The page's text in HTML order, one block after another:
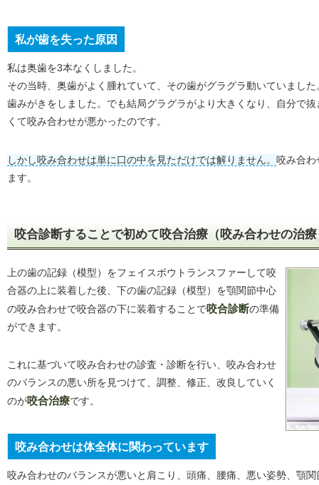
私が歯を失った原因
私は奥歯を3本なくしました。
その当時、奥歯がよく腫れていて、その歯がグラグラ動いていまし
歯みがきをしました。でも結局グラグラがより大きくなり、自分で
くて咬み合わせが悪かったのです。
しかし咬み合わせは単に口の中を見ただけでは解りません。 咬み合わ
ます。
咬合診断することで初めて咬合治療（咬み合わせの治
上の歯の記録（模型）をフェイスボウトランスファーして咬
合器の上に装着した後、下の歯の記録（模型）を顎関節中心
の咬み合わせで咬合器の下に装着することで咬合診断の準備
ができます。
これに基づいて咬み合わせの診査・診断を行い、咬み合わせ
のバランスの悪い所を見つけて、調整、修正、改良していく
のが咬合治療です。
咬み合わせは体全体に関わっています
咬み合わせのバランスが悪いと肩こり、頭痛、腰痛、悪い姿勢、顎